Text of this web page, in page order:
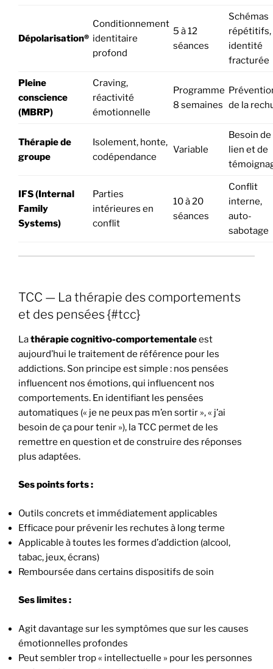
Dépolarisation®
Conditionnement
identitaire
profond
5 à 12
séances
Schémas
répétitifs,
identité
fracturée
Pleine
conscience
(MBRP)
Craving,
réactivité
émotionnelle
Programme
8 semaines de la
Thérapie de
groupe
Isolement, honte,
codépendance
Variable
Besoin de
lien et de
IFS (Internal
Family
Systems)
Parties
intérieures en
conflit
10 à 20
séances
Conflit
interne,
auto-
sabotage
TCC — La thérapie des comportements
et des pensées {#tcc}
Lathérapie cognitivo-comportementaleest
aujourd’hui le traitement de référence pour les
addictions. Son principe est simple : nos pensées
influencent nos émotions, qui influencent nos
comportements. En identifiant les pensées
automatiques (« je ne peux pas m’en sortir », « j’ai
besoin de ça pour tenir »), la TCC permet de les
remettre en question et de construire des réponses
plus adaptées.
Ses points forts :
Outils concrets et immédiatement applicables
Efficace pour prévenir les rechutes à long terme
Applicable à toutes les formes d’addiction (alcool,
tabac, jeux, écrans)
Remboursée dans certains dispositifs de soin
Ses limites :
Agit davantage sur les symptômes que sur les causes
émotionnelles profondes
Peut sembler trop « intellectuelle » pour les personnes